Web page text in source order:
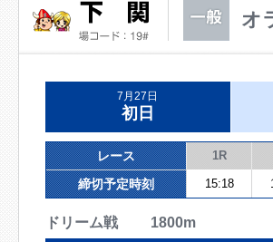
オ
7月27日
初日
レース 1R
締切予定時刻 15:18
ドリーム戦 1800m